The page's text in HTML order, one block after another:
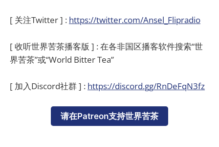
[ 关注Twitter ] : https://twitter.com/Ansel_Flipradio
[ 收听世界苦茶播客版 ] : 在各非国区播客软件搜索“世
界苦茶”或“World Bitter Tea”
[ 加入Discord社群 ] : https://discord.gg/RnDeFqN3fz
请在Patreon支持世界苦茶